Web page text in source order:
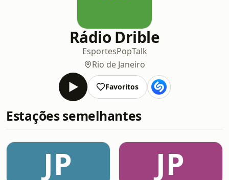
Rádio Drible
EsportesPopTalk
Rio de Janeiro
Favoritos
Estações semelhantes
JP JP